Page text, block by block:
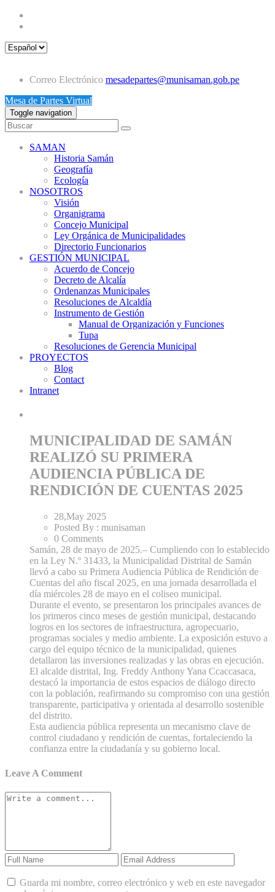
Correo Electrónico mesadepartes@munisaman.gob.pe
Mesa de Partes Virtual
Toggle navigation
SAMAN
Historia Samán
Geografía
Ecología
NOSOTROS
Visión
Organigrama
Concejo Municipal
Ley Orgánica de Municipalidades
Directorio Funcionarios
GESTIÓN MUNICIPAL
Acuerdo de Concejo
Decreto de Alcalía
Ordenanzas Municipales
Resoluciones de Alcaldía
Instrumento de Gestión
Manual de Organización y Funciones
Tupa
Resoluciones de Gerencia Municipal
PROYECTOS
Blog
Contact
Intranet
MUNICIPALIDAD DE SAMÁN
REALIZÓ SU PRIMERA
AUDIENCIA PÚBLICA DE
RENDICIÓN DE CUENTAS 2025
28,May 2025
Posted By : munisaman
0 Comments
Samán, 28 de mayo de 2025.– Cumpliendo con lo establecido
en la Ley N.º 31433, la Municipalidad Distrital de Samán
llevó a cabo su Primera Audiencia Pública de Rendición de
Cuentas del año fiscal 2025, en una jornada desarrollada el
día miércoles 28 de mayo en el coliseo municipal.
Durante el evento, se presentaron los principales avances de
los primeros cinco meses de gestión municipal, destacando
logros en los sectores de infraestructura, agropecuario,
programas sociales y medio ambiente. La exposición estuvo a
cargo del equipo técnico de la municipalidad, quienes
detallaron las inversiones realizadas y las obras en ejecución.
El alcalde distrital, Ing. Freddy Anthony Yana Ccaccasaca,
destacó la importancia de estos espacios de diálogo directo
con la población, reafirmando su compromiso con una gestión
transparente, participativa y orientada al desarrollo sostenible
del distrito.
Esta audiencia pública representa un mecanismo clave de
control ciudadano y rendición de cuentas, fortaleciendo la
confianza entre la ciudadanía y su gobierno local.
Leave A Comment
Guarda mi nombre, correo electrónico y web en este navegador